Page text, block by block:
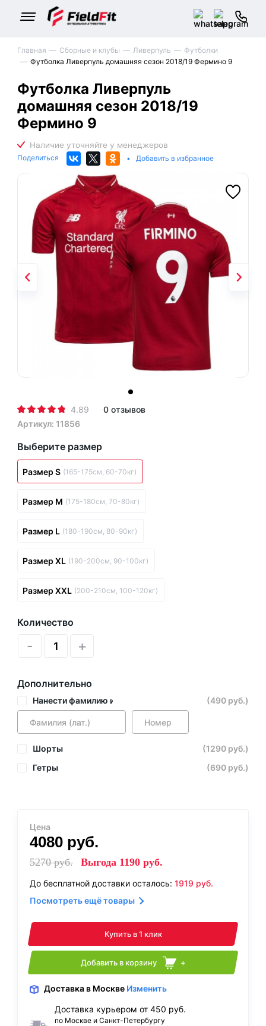
Главная Сборные и клубы Ливерпуль
Футболки
Футболка Ливерпуль домашняя сезон 2018/19 Фермино 9
Футболка Ливерпуль
домашняя сезон 2018/19
Фермино 9
Поделиться • Добавить в избранное
4.89
0 отзывов
Артикул: 11856
Выберите размер
Размер S (165-175см, 60-70кг)
Размер M (175-180см, 70-80кг)
Размер L (180-190см, 80-90кг)
Размер XL (190-200см, 90-100кг)
Размер XXL (200-210см, 100-120кг)
Количество
- +
Дополнительно
Нанести фамилию и номер (490 руб.)
Шорты
(1290 руб.)
Гетры
(690 руб.)
Цена
4080 руб.
5270руб. Выгода 1190 руб.
До бесплатной доставки осталось: 1919 руб.
Посмотреть ещё товары
Купить в 1 клик
Добавить в корзину +
Доставка в Москве Изменить
Доставка курьером от 450 руб.
по Москве и Санкт-Петербургу